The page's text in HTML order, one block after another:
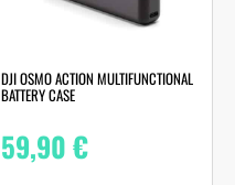
DJI OSMO ACTION MULTIFUNCTIONAL
BATTERY CASE
59,90€